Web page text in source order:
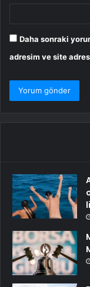
Daha sonraki
adresim ve site